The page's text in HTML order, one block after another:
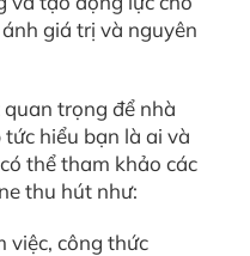
giá trị và nguyên
trọng để nhà
hiểu bạn là ai và
thể tham khảo các
thu hút như:
việc, công thức